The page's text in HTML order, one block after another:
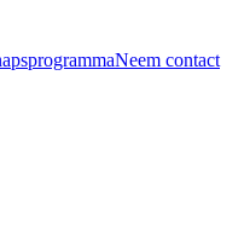
Neem contact